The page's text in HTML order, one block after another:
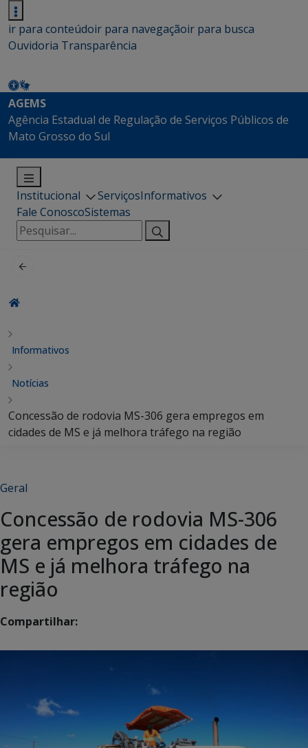
ir para conteúdoir para navegaçãoir para busca
Ouvidoria Transparência
AGEMS
Agência Estadual de Regulação de Serviços Públicos de
Mato Grosso do Sul
Institucional ServiçosInformativos
Fale ConoscoSistemas
Pesquisar
por:
Informativos
Notícias
Concessão de rodovia MS-306 gera empregos em
cidades de MS e já melhora tráfego na região
Geral
Concessão de rodovia MS-306
gera empregos em cidades de
MS e já melhora tráfego na
região
Compartilhar: